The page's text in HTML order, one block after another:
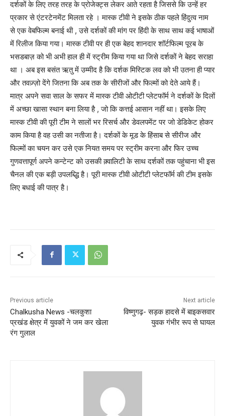
दर्शकों के लिए तरह तरह के प्रोजेक्ट्स लेकर आते रहता है जिससे कि उन्हें हर
प्रकार से एंटरटेनमेंट मिलता रहे । मास्क टीवी ने इसके ठीक पहले हिंदुत्व नाम
से एक वेबफिल्म बनाई थी , उसे दर्शकों की मांग पर हिंदी के साथ साथ कई भाषाओं
में रिलीज किया गया। मास्क टीवी पर ही एक बेहद शानदार शॉर्टफिल्म पूरब के
भसडबाज़ को भी अभी हाल ही में स्ट्रीम किया गया था जिसे दर्शकों ने बेहद सराहा
था । अब इस बसंत ऋतु में उम्मीद है कि दर्शक मिस्टिक लव को भी उतना ही प्यार
और तवज़्ज़ो देंगे जितना कि अब तक के सीरीजों और फिल्मों को देते आये हैं।
मात्र अपने सवा साल के सफर में मास्क टीवी ओटीटी प्लेटफॉर्म ने दर्शकों के दिलों
में अच्छा खासा स्थान बना लिया है , जो कि कत्तई आसान नहीं था। इसके लिए
मास्क टीवी की पूरी टीम ने सालों भर रिसर्च और डेवलपमेंट पर जो डेडिकेट होकर
काम किया है वह उसी का नतीजा है। दर्शकों के मूड के हिंसाब से सीरीज और
फिल्मों का चयन कर उसे एक नियत समय पर स्ट्रीम करना और फिर उच्च
गुणवत्तापूर्ण अपने कन्टेन्ट को उसकी क़्वालिटी के साथ दर्शकों तक पहुंचाना भी इस
चैनल की एक बड़ी उपलब्द्धि है। पूरी मास्क टीवी ओटीटी प्लेटफॉर्म की टीम इसके
लिए बधाई की पात्र है।
Previous article
Chalkusha News -चलकुशा
प्रखंड क्षेत्र में युवकों ने जम कर खेला
रंग गुलाल
Next article
विष्णुगढ़- सड़क हादसे में बाइकसवार
युवक गंभीर रूप से घायल